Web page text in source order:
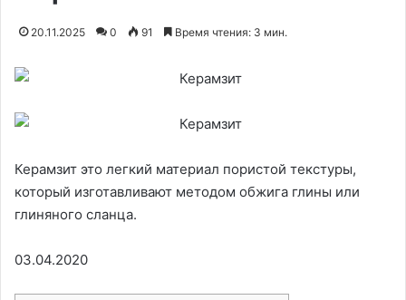
20.11.2025 0 91 Время чтения: 3 мин.
Керамзит это легкий материал пористой текстуры,
который изготавливают методом обжига глины или
глиняного сланца.
03.04.2020